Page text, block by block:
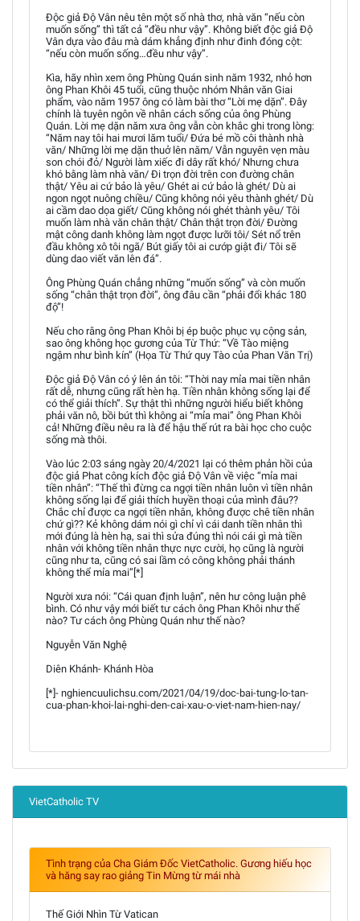
Độc giả Độ Vân nêu tên một số nhà thơ, nhà văn “nếu còn
muốn sống” thì tất cả “đều như vậy”. Không biết độc giả Độ
Vân dựa vào đâu mà dám khẳng định như đinh đóng cột:
“nếu còn muốn sống…đều như vậy”.
Kìa, hãy nhìn xem ông Phùng Quán sinh năm 1932, nhỏ hơn
ông Phan Khôi 45 tuổi, cũng thuộc nhóm Nhân văn Giai
phẩm, vào năm 1957 ông có làm bài thơ “Lời mẹ dặn”. Đây
chính là tuyên ngôn về nhân cách sống của ông Phùng
Quán. Lời mẹ dặn năm xưa ông vẫn còn khắc ghi trong lòng:
“Năm nay tôi hai mươi lăm tuổi/ Đứa bé mồ côi thành nhà
văn/ Những lời mẹ dặn thuở lên năm/ Vẫn nguyên vẹn màu
son chói đỏ/ Người làm xiếc đi dây rất khó/ Nhưng chưa
khó bằng làm nhà văn/ Đi trọn đời trên con đường chân
thật/ Yêu ai cứ bảo là yêu/ Ghét ai cứ bảo là ghét/ Dù ai
ngon ngọt nuông chiều/ Cũng không nói yêu thành ghét/ Dù
ai cầm dao dọa giết/ Cũng không nói ghét thành yêu/ Tôi
muốn làm nhà văn chân thật/ Chân thật trọn đời/ Đường
mật công danh không làm ngọt được lưỡi tôi/ Sét nổ trên
đầu không xô tôi ngã/ Bút giấy tôi ai cướp giật đi/ Tôi sẽ
dùng dao viết văn lên đá”.
Ông Phùng Quán chẳng những “muốn sống” và còn muốn
sống “chân thật trọn đời”, ông đâu cần “phải đổi khác 180
độ”!
Nếu cho rằng ông Phan Khôi bị ép buộc phục vụ cộng sản,
sao ông không học gương của Từ Thứ: “Về Tào miệng
ngậm như bình kín” (Họa Từ Thứ quy Tào của Phan Văn Trị)
Độc giả Độ Vân có ý lên án tôi: “Thời nay mỉa mai tiền nhân
rất dễ, nhưng cũng rất hèn hạ. Tiền nhân không sống lại để
có thể giải thích”. Sự thật thì những người hiểu biết không
phải văn nô, bồi bút thì không ai “mỉa mai” ông Phan Khôi
cả! Những điều nêu ra là để hậu thế rút ra bài học cho cuộc
sống mà thôi.
Vào lúc 2:03 sáng ngày 20/4/2021 lại có thêm phản hồi của
độc giả Phat công kích độc giả Độ Vân về việc “mỉa mai
tiền nhân”: “Thế thì đừng ca ngợi tiền nhân luôn vì tiền nhân
không sống lại để giải thích huyền thoại của mình đâu??
Chắc chỉ được ca ngợi tiền nhân, không được chê tiền nhân
chứ gì?? Kẻ không dám nói gì chỉ vì cái danh tiền nhân thì
mới đúng là hèn hạ, sai thì sửa đúng thì nói cái gì mà tiền
nhân với không tiền nhân thực nực cười, họ cũng là người
cũng như ta, cũng có sai lầm có công không phải thánh
không thể mỉa mai”[*]
Người xưa nói: “Cái quan định luận”, nên hư công luận phê
bình. Có như vậy mới biết tư cách ông Phan Khôi như thế
nào? Tư cách ông Phùng Quán như thế nào?
Nguyễn Văn Nghệ
Diên Khánh- Khánh Hòa
[*]- nghiencuulichsu.com/2021/04/19/doc-bai-tung-lo-tan-
cua-phan-khoi-lai-nghi-den-cai-xau-o-viet-nam-hien-nay/
VietCatholic TV
Tình trạng của Cha Giám Đốc VietCatholic. Gương hiếu học
và hăng say rao giảng Tin Mừng từ mái nhà
Thế Giới Nhìn Từ Vatican